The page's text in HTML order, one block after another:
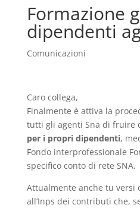
Formazione
dipendenti
Comunicazioni
Caro collega,
Finalmente è attiva la
tutti gli agenti Sna di fruire
per i propri dipendenti,
Fondo interprofessionale
specifico conto di rete SNA.
Attualmente anche tu versi
all’Inps dei contributi che,